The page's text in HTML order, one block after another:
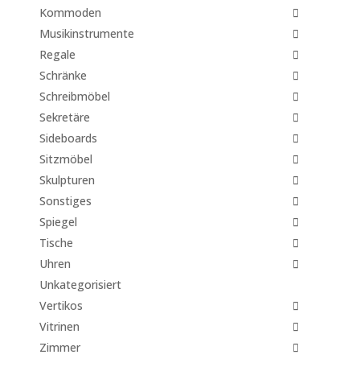
Kommoden
Musikinstrumente
Regale
Schränke
Schreibmöbel
Sekretäre
Sideboards
Sitzmöbel
Skulpturen
Sonstiges
Spiegel
Tische
Uhren
Unkategorisiert
Vertikos
Vitrinen
Zimmer